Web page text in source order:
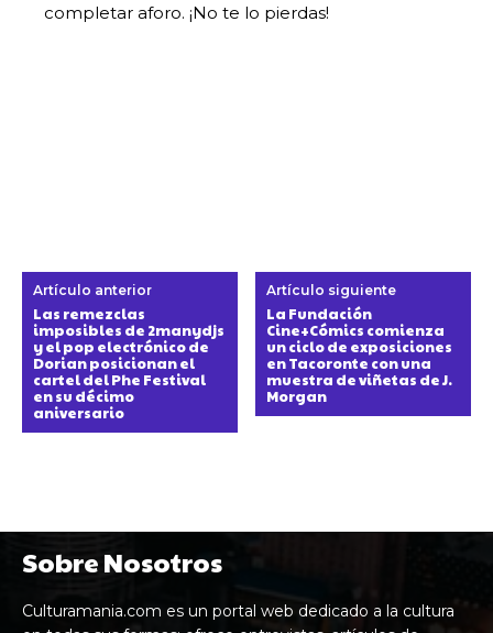
completar aforo. ¡No te lo pierdas!
Artículo anterior
Las remezclas
imposibles de 2manydjs
y el pop electrónico de
Dorian posicionan el
cartel del Phe Festival
en su décimo
aniversario
Artículo siguiente
La Fundación
Cine+Cómics comienza
un ciclo de exposiciones
en Tacoronte con una
muestra de viñetas de J.
Morgan
Sobre Nosotros
Culturamania.com es un portal web dedicado a la cultura